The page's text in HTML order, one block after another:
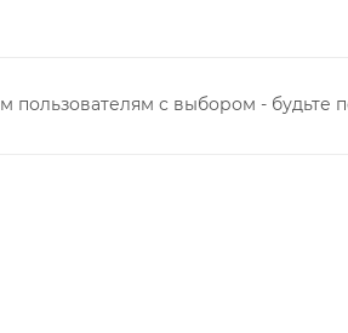
пользователям с выбором -